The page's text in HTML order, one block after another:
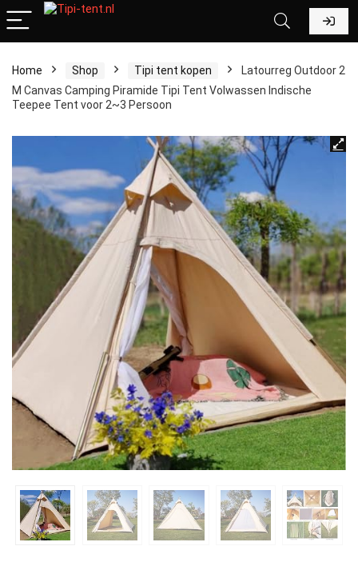
Home Shop Tipi tent kopen
Latourreg Outdoor 2
M Canvas Camping Piramide Tipi Tent Volwassen Indische
Teepee Tent voor 2~3 Persoon